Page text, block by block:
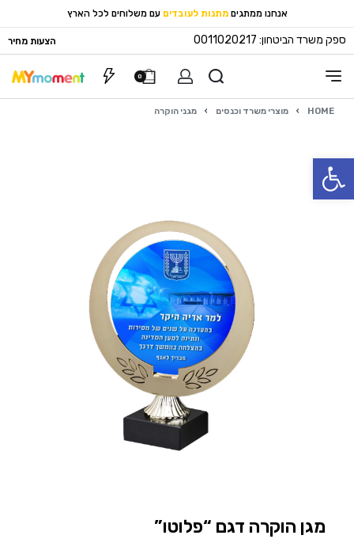
פתח סרגל נגישות
אנחנו ממתגים מתנות לעובדים עם משלוחים לכל הארץ
ספק משרד הביטחון: 0011020217 הצעות מחיר
0
HOME
› מוצרי משרד וכנסים › מגני הוקרה
מגן הוקרה דגם “פלוטו”